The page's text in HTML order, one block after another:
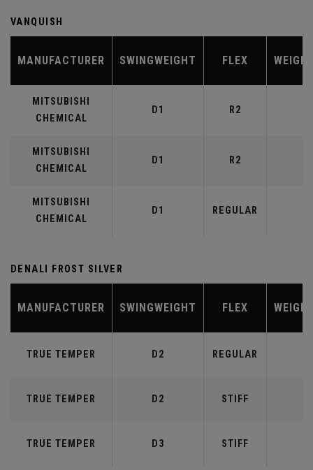
VANQUISH
MANUFACTURER SWINGWEIGHT FLEX
MITSUBISHI
CHEMICAL
D1 R2
MITSUBISHI
CHEMICAL
D1 R2
MITSUBISHI
CHEMICAL
D1 REGULAR
DENALI FROST SILVER
MANUFACTURER SWINGWEIGHT FLEX
TRUE TEMPER D2 REGULAR
TRUE TEMPER D2 STIFF
TRUE TEMPER D3 STIFF